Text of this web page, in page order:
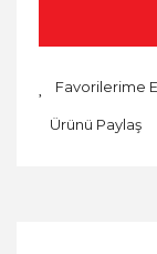
Ürünü Paylaş